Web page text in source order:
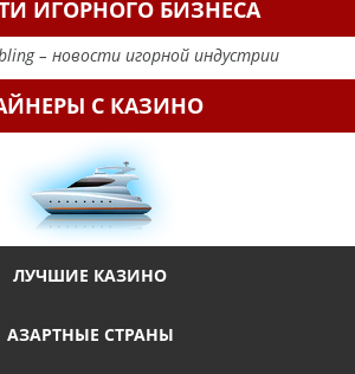
ИГОРНОГО БИЗНЕСА
– новости игорной индустрии
С КАЗИНО
ЛУЧШИЕ КАЗИНО
АЗАРТНЫЕ СТРАНЫ